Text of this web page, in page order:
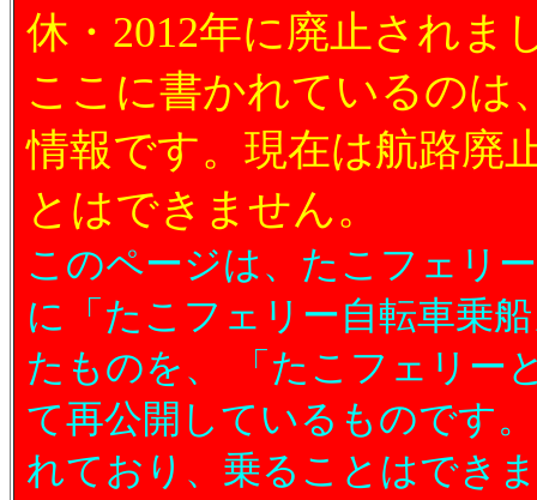
休・2012年に廃止されま
ここに書かれているのは
情報です。現在は航路廃
とはできません。
このページは、たこフェリ
に「たこフェリー自転車乗
たものを、 「たこフェリー
て再公開しているものです
れており、乗ることはでき